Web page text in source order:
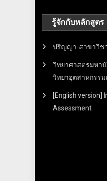
รู้จักกับหลักสูตร
ปริญญา-สาขาวิช
วิทยาศาสตรมห
วิทยาอุตสาหกรรม
[English version]
Assessment